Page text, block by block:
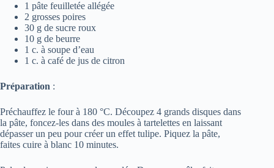
1 pâte feuilletée allégée
2 grosses poires
30 g de sucre roux
10 g de beurre
1 c. à soupe d’eau
1 c. à café de jus de citron
Préparation :
Préchauffez le four à 180 °C. Découpez 4 grands disques dans
la pâte, foncez-les dans des moules à tartelettes en laissant
dépasser un peu pour créer un effet tulipe. Piquez la pâte,
faites cuire à blanc 10 minutes.